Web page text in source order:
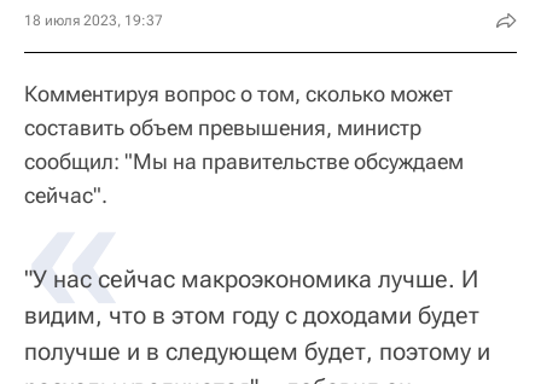
18 июля 2023, 19:37
Комментируя вопрос о том, сколько может
составить объем превышения, министр
сообщил: "Мы на правительстве обсуждаем
сейчас".
«
"У нас сейчас макроэкономика лучше. И
видим, что в этом году с доходами будет
получше и в следующем будет, поэтому и